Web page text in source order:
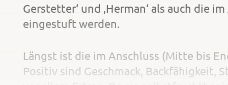
Gerstetter‘ und ‚Herman‘ als auch die
eingestuft werden.
Längst ist die im Anschluss (Mitte bis
Positiv sind Geschmack, Backfähigkeit,